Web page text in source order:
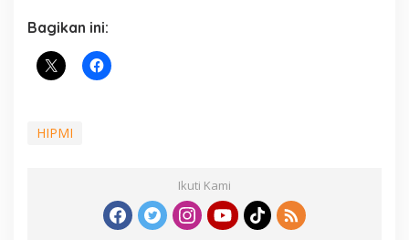
Bagikan ini:
HIPMI
Ikuti Kami